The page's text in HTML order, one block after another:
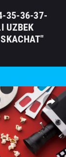
35-36-37-
UZBEK